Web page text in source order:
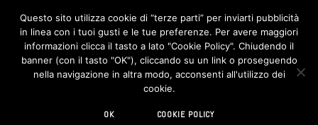
F
c
e
b
o
I
n
s
t
Questo sito utilizza cookie di “terze parti” per inviarti pubblicità
in linea con i tuoi gusti e le tue preferenze. Per avere maggiori
informazioni clicca il tasto a lato "Cookie Policy". Chiudendo il
banner (con il tasto "OK"), cliccando su un link o proseguendo
nella navigazione in altra modo, acconsenti all'utilizzo dei
cookie.
OK COOKIE POLICY